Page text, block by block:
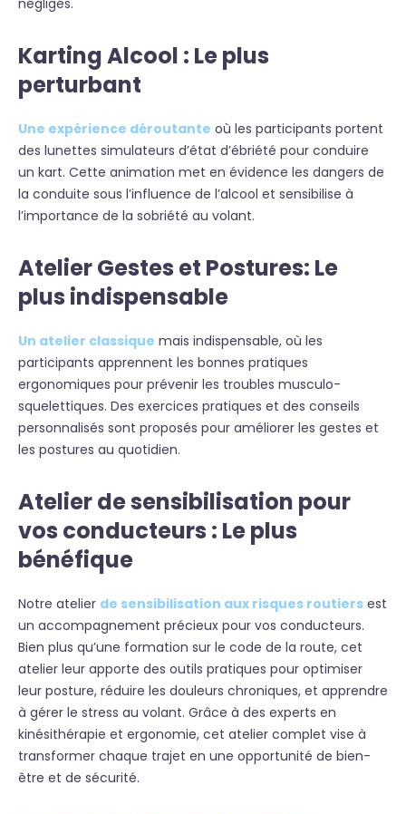
négligés.
Karting Alcool : Le plus
perturbant
Une expérience déroutante où les participants portent
des lunettes simulateurs d’état d’ébriété pour conduire
un kart. Cette animation met en évidence les dangers de
la conduite sous l’influence de l’alcool et sensibilise à
l’importance de la sobriété au volant.
Atelier Gestes et Postures: Le
plus indispensable
Un atelier classique mais indispensable, où les
participants apprennent les bonnes pratiques
ergonomiques pour prévenir les troubles musculo-
squelettiques. Des exercices pratiques et des conseils
personnalisés sont proposés pour améliorer les gestes et
les postures au quotidien.
Atelier de sensibilisation pour
vos conducteurs : Le plus
bénéfique
Notre atelier de sensibilisation aux risques routiers est
un accompagnement précieux pour vos conducteurs.
Bien plus qu’une formation sur le code de la route, cet
atelier leur apporte des outils pratiques pour optimiser
leur posture, réduire les douleurs chroniques, et apprendre
à gérer le stress au volant. Grâce à des experts en
kinésithérapie et ergonomie, cet atelier complet vise à
transformer chaque trajet en une opportunité de bien-
être et de sécurité.